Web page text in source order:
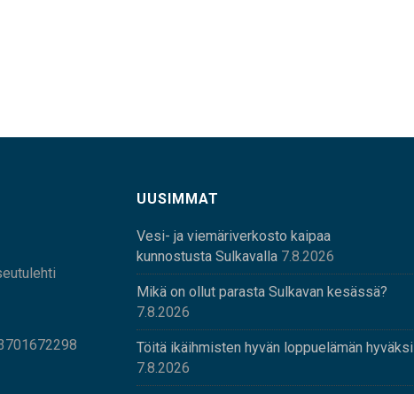
UUSIMMAT
Vesi- ja viemäriverkosto kaipaa
kunnostusta Sulkavalla 7.8.2026
Mikä on ollut parasta Sulkavan kesässä?
7.8.2026
Töitä ikäihmisten hyvän loppuelämän hyväksi
7.8.2026